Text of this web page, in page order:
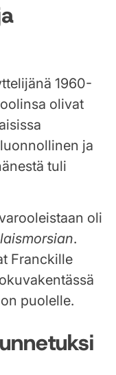
1960-
olivat
ja
tuli
oli
.
Franckille
puolelle.